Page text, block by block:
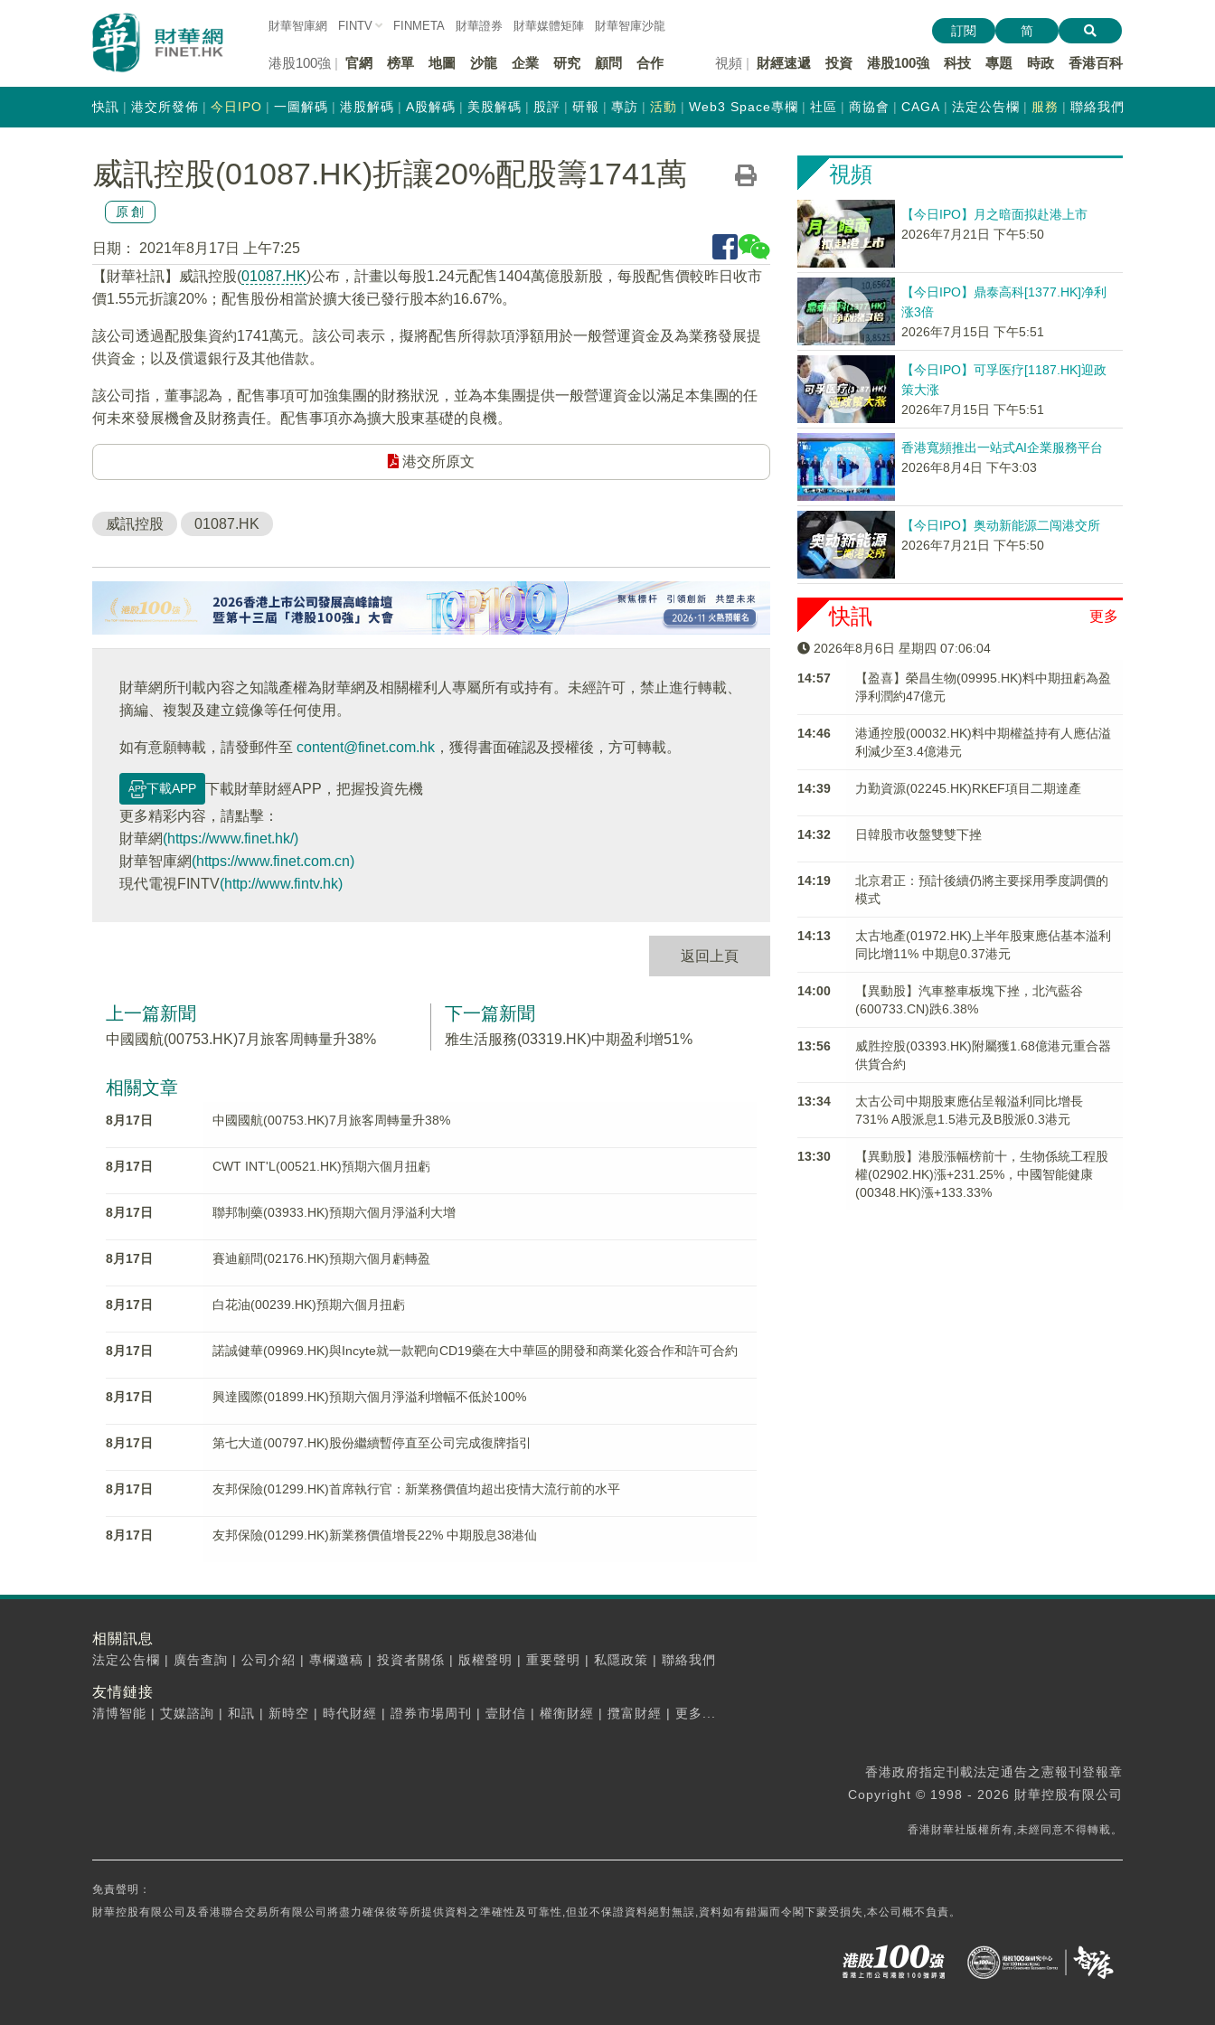
財華智庫網 FINTV FINMETA 財華證券 財華媒體矩陣 財華智庫沙龍
港股100強 官網 榜單 地圖 沙龍 企業 研究 顧問 合作 視頻 財經速遞 投資 港股100強 科技 專題 時政 香港百科
訂閱 简
快訊 港交所發佈 今日IPO 一圖解碼 港股解碼 A股解碼 美股解碼 股評 研報 專訪 活動 Web3 Space專欄 社區 商協會 CAGA 法定公告欄 服務 聯絡我們
威訊控股(01087.HK)折讓20%配股籌1741萬
原創
日期：
2021年8月17日 上午7:25
【財華社訊】威訊控股(01087.HK)公布，計畫以每股1.24元配售1404萬億股新股，每股配售價較昨日收市
價1.55元折讓20%；配售股份相當於擴大後已發行股本約16.67%。
該公司透過配股集資約1741萬元。該公司表示，擬將配售所得款項淨額用於一般營運資金及為業務發展提
供資金；以及償還銀行及其他借款。
該公司指，董事認為，配售事項可加強集團的財務狀況，並為本集團提供一般營運資金以滿足本集團的任
何未來發展機會及財務責任。配售事項亦為擴大股東基礎的良機。
港交所原文
威訊控股 01087.HK
財華網所刊載內容之知識產權為財華網及相關權利人專屬所有或持有。未經許可，禁止進行轉載、
摘編、複製及建立鏡像等任何使用。
如有意願轉載，請發郵件至 content@finet.com.hk ，獲得書面確認及授權後，方可轉載。
下載APP
下載財華財經APP，把握投資先機
更多精彩内容，請點擊：
財華網(https://www.finet.hk/)
財華智庫網(https://www.finet.com.cn)
現代電視FINTV(http://www.fintv.hk)
返回上頁
上一篇新聞
中國國航(00753.HK)7月旅客周轉量升38%
下一篇新聞
雅生活服務(03319.HK)中期盈利增51%
相關文章
8月17日 中國國航(00753.HK)7月旅客周轉量升38%
8月17日 CWT INT'L(00521.HK)預期六個月扭虧
8月17日 聯邦制藥(03933.HK)預期六個月淨溢利大增
8月17日 賽迪顧問(02176.HK)預期六個月虧轉盈
8月17日 白花油(00239.HK)預期六個月扭虧
8月17日 諾誠健華(09969.HK)與Incyte就一款靶向CD19藥在大中華區的開發和商業化簽合作和許可合約
8月17日 興達國際(01899.HK)預期六個月淨溢利增幅不低於100%
8月17日 第七大道(00797.HK)股份繼續暫停直至公司完成復牌指引
8月17日 友邦保險(01299.HK)首席執行官：新業務價值均超出疫情大流行前的水平
8月17日 友邦保險(01299.HK)新業務價值增長22% 中期股息38港仙
視頻
【今日IPO】月之暗面拟赴港上市
2026年7月21日 下午5:50
【今日IPO】鼎泰高科[1377.HK]净利
涨3倍
2026年7月15日 下午5:51
【今日IPO】可孚医疗[1187.HK]迎政
策大涨
2026年7月15日 下午5:51
香港寬頻推出一站式AI企業服務平台
2026年8月4日 下午3:03
【今日IPO】奥动新能源二闯港交所
2026年7月21日 下午5:50
更多
快訊
2026年8月6日 星期四 07:06:05
14:57
【盈喜】榮昌生物(09995.HK)料中期扭虧為盈
淨利潤約47億元
14:46
港通控股(00032.HK)料中期權益持有人應佔溢
利減少至3.4億港元
14:39 力勤資源(02245.HK)RKEF項目二期達產
14:32 日韓股市收盤雙雙下挫
14:19
北京君正：預計後續仍將主要採用季度調價的
模式
14:13
太古地產(01972.HK)上半年股東應佔基本溢利
同比增11% 中期息0.37港元
14:00
【異動股】汽車整車板塊下挫，北汽藍谷
(600733.CN)跌6.38%
13:56
威胜控股(03393.HK)附屬獲1.68億港元重合器
供貨合約
13:34
太古公司中期股東應佔呈報溢利同比增長
731% A股派息1.5港元及B股派0.3港元
13:30
【異動股】港股漲幅榜前十，生物係統工程股
權(02902.HK)漲+231.25%，中國智能健康
(00348.HK)漲+133.33%
相關訊息
法定公告欄 | 廣告查詢 | 公司介紹 | 專欄邀稿 | 投資者關係 | 版權聲明 | 重要聲明 | 私隱政策 | 聯絡我們
友情鏈接
清博智能 | 艾媒諮詢 | 和訊 | 新時空 | 時代財經 | 證券市場周刊 | 壹財信 | 權衡財經 | 攬富財經 | 更多...
香港政府指定刊載法定通告之憲報刊登報章
Copyright © 1998 - 2026 財華控股有限公司
香港財華社版權所有,未經同意不得轉載。
免責聲明：
財華控股有限公司及香港聯合交易所有限公司將盡力確保彼等所提供資料之準確性及可靠性,但並不保證資料絕對無誤,資料如有錯漏而令閣下蒙受損失,本公司概不負責。